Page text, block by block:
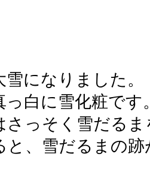
になりました。
っ白に雪化粧です
さっそく雪だる
と、雪だるまの